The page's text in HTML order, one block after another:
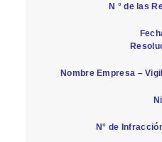
N ° de las
Nombre Empresa –
N° de